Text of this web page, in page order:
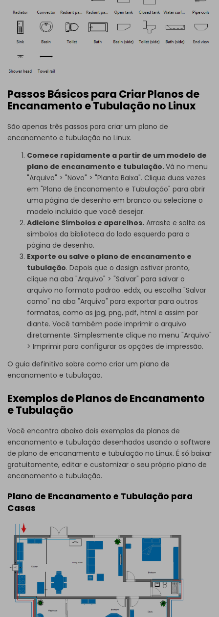
Passos Básicos para Criar Planos de
Encanamento e Tubulação no Linux
São apenas três passos para criar um plano de
encanamento e tubulação no Linux.
Comece rapidamente a partir de um modelo de
plano de encanamento e tubulação.Vá no menu
"Arquivo" > "Novo" > "Planta Baixa". Clique duas vezes
em "Plano de Encanamento e Tubulação" para abrir
uma página de desenho em branco ou selecione o
modelo incluído que você desejar.
Adicione Símbolos e aparelhos. Arraste e solte os
símbolos da biblioteca do lado esquerdo para a
página de desenho.
Exporte ou salve o plano de encanamento e
tubulação. Depois que o design estiver pronto,
clique na aba "Arquivo" > "Salvar" para salvar o
arquivo no formato padrão .eddx, ou escolha "Salvar
como" na aba "Arquivo" para exportar para outros
formatos, como as jpg, png, pdf, html e assim por
diante. Você também pode imprimir o arquivo
diretamente. Simplesmente clique no menu "Arquivo"
> Imprimir para configurar as opções de impressão.
O guia definitivo sobre como criar um plano de
encanamento e tubulação.
Exemplos de Planos de Encanamento
e Tubulação
Você encontra abaixo dois exemplos de planos de
encanamento e tubulação desenhados usando o software
de plano de encanamento e tubulação no Linux. É só baixar
gratuitamente, editar e customizar o seu próprio plano de
encanamento e tubulação.
Plano de Encanamento e Tubulação para
Casas